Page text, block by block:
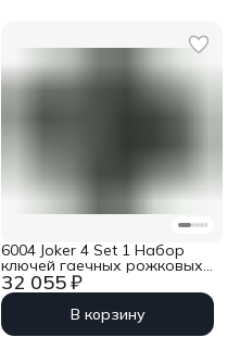
32 055 ₽
6004 Joker 4 Set 1 Набор
ключей гаечных рожковых
с самонастройкой, в чехле,
4 пр., XS 7-10 мм, S 10-13 мм,
M 13-16 мм, L 16-19 мм Wera
WE-020110
В корзину